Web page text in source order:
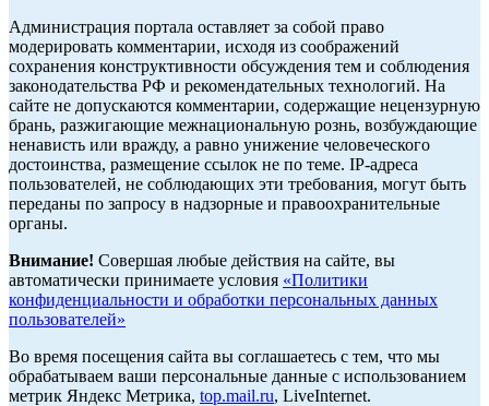
Администрация портала оставляет за собой право
модерировать комментарии, исходя из соображений
сохранения конструктивности обсуждения тем и соблюдения
законодательства РФ и рекомендательных технологий. На
сайте не допускаются комментарии, содержащие нецензурную
брань, разжигающие межнациональную рознь, возбуждающие
ненависть или вражду, а равно унижение человеческого
достоинства, размещение ссылок не по теме. IP-адреса
пользователей, не соблюдающих эти требования, могут быть
переданы по запросу в надзорные и правоохранительные
органы.
Внимание! Совершая любые действия на сайте, вы
автоматически принимаете условия «Политики
конфиденциальности и обработки персональных данных
пользователей»
Во время посещения сайта вы соглашаетесь с тем, что мы
обрабатываем ваши персональные данные с использованием
метрик Яндекс Метрика, top.mail.ru, LiveInternet.